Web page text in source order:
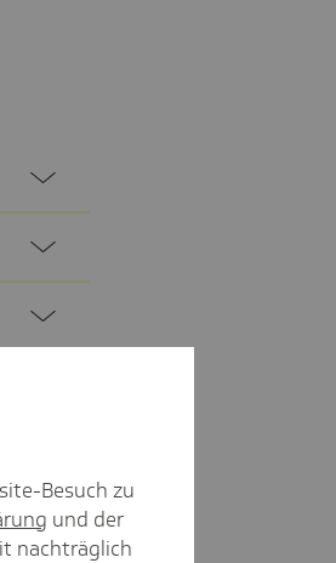
Besuch zu
und der
nachträglich